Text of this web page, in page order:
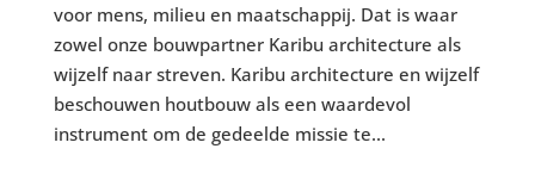
voor mens, milieu en maatschappij. Dat is waar
zowel onze bouwpartner Karibu architecture als
wijzelf naar streven. Karibu architecture en wijzelf
beschouwen houtbouw als een waardevol
instrument om de gedeelde missie te...